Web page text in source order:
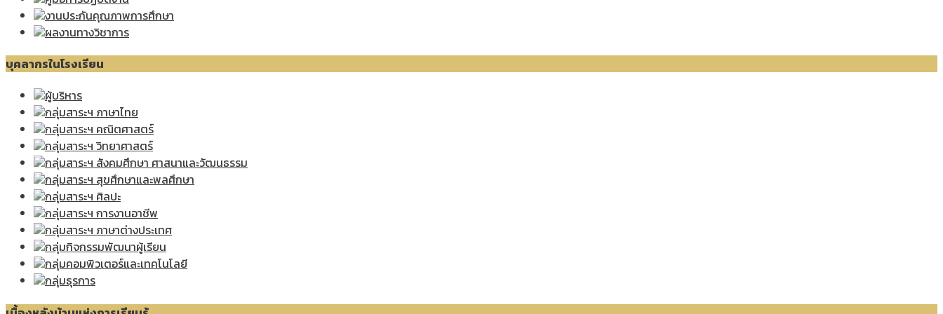
งานประกันคุณภาพการศึกษา
ผลงานทางวิชาการ
บุคลากรในโรงเรียน
ผู้บริหาร
กลุ่มสาระฯ ภาษาไทย
กลุ่มสาระฯ คณิตศาสตร์
กลุ่มสาระฯ วิทยาศาสตร์
กลุ่มสาระฯ สังคมศึกษา ศาสนาและวัฒนธรรม
กลุ่มสาระฯ สุขศึกษาและพลศึกษา
กลุ่มสาระฯ ศิลปะ
กลุ่มสาระฯ การงานอาชีพ
กลุ่มสาระฯ ภาษาต่างประเทศ
กลุ่มกิจกรรมพัฒนาผู้เรียน
กลุ่มคอมพิวเตอร์และเทคโนโลยี
กลุ่มธุรการ